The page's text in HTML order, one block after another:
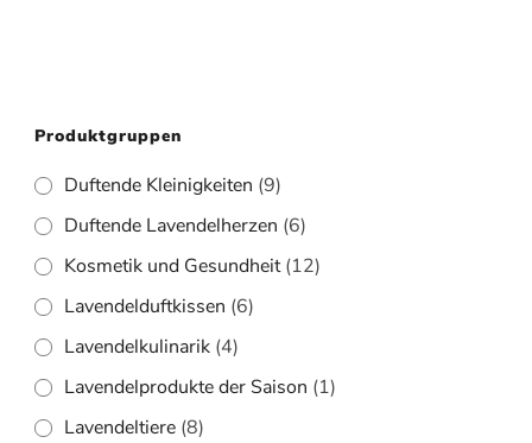
Produktgruppen
Duftende Kleinigkeiten (9)
Duftende Lavendelherzen (6)
Kosmetik und Gesundheit (12)
Lavendelduftkissen (6)
Lavendelkulinarik (4)
Lavendelprodukte der Saison (1)
Lavendeltiere (8)